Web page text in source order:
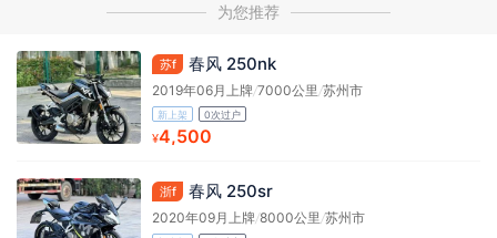
为您推荐
苏f 春风 250nk
2019年06月上牌/7000公里/苏州市
新上架 0次过户
¥4,500
浙f 春风 250sr
2020年09月上牌/8000公里/苏州市